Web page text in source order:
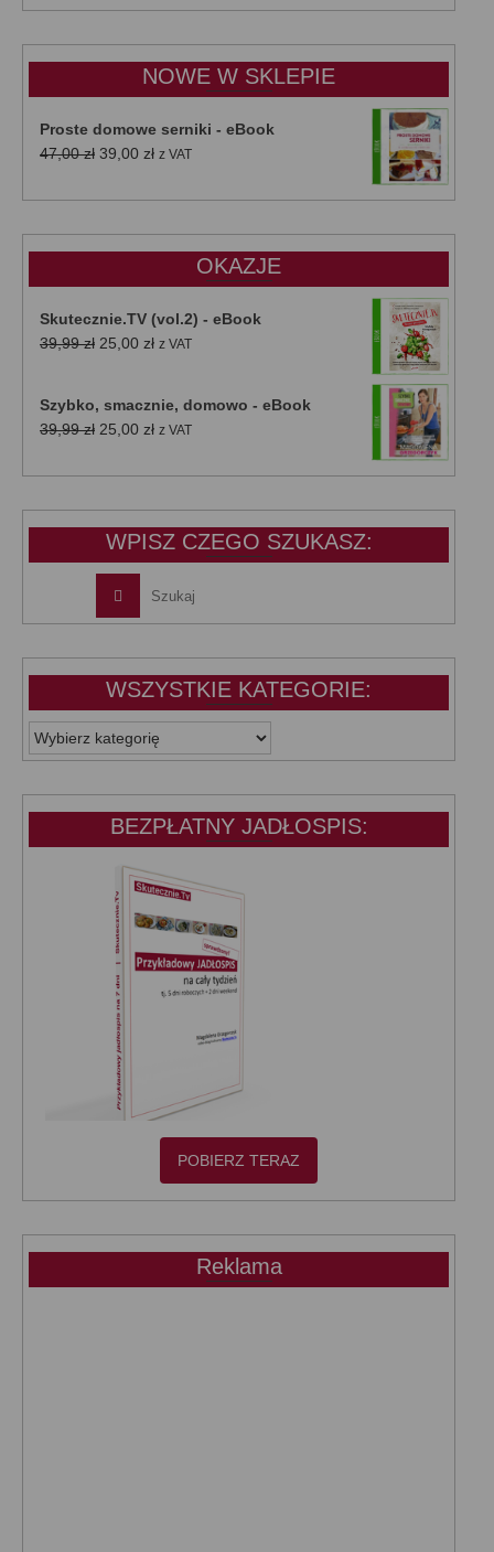
od
do
50,00 zł
NOWE W SKLEPIE
Proste domowe serniki - eBook
47,00zł Pierwotna
wynosiła:
39,00 złAktualna
wynosi:
z VAT
OKAZJE
Skutecznie.TV (vol.2) - eBook
39,99zł Pierwotna
39,99 zł.
25,00 złAktualna
25,00 zł.
z VAT
Szybko, smacznie, domowo - eBook
39,99zł Pierwotna
wynosiła:
25,00 złAktualna
wynosi:
z VAT
WPISZ CZEGO SZUKASZ:
WSZYSTKIE KATEGORIE:
WSZYSTKIE
KATEGORIE:
BEZPŁATNY JADŁOSPIS:
POBIERZ TERAZ
Reklama